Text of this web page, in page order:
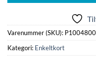
Varenummer (SKU): P1004800
Kategori: Enkeltkort